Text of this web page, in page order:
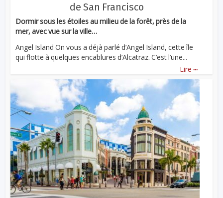
de San Francisco
Dormir sous les étoiles au milieu de la forêt, près de la
mer, avec vue sur la ville…
Angel Island On vous a déjà parlé d’Angel Island, cette île
qui flotte à quelques encablures d’Alcatraz. C’est l’une...
Lire ...